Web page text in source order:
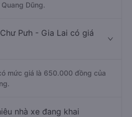
Dũng.
Pưh - Gia Lai có giá
mức giá là 650.000 đồng của
nhà xe đang khai